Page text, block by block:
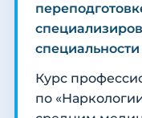
Курс
по